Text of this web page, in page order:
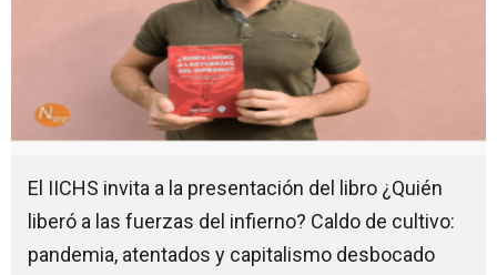
El IICHS invita a la presentación del libro ¿Quién
liberó a las fuerzas del infierno? Caldo de cultivo:
pandemia, atentados y capitalismo desbocado